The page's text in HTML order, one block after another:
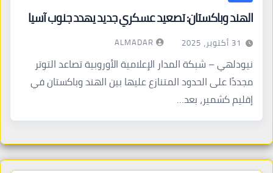
الهند وباكستان: تصعيد عسكري جديد يهدد جنوب آسيا
31 أكتوبر، 2025 ALMADAR
نيودلهي – شبكة المدار الإعلامية الأوروبية تصاعد التوتر
مجددًا على الحدود المتنازع عليها بين الهند وباكستان في
إقليم كشمير، بعد…